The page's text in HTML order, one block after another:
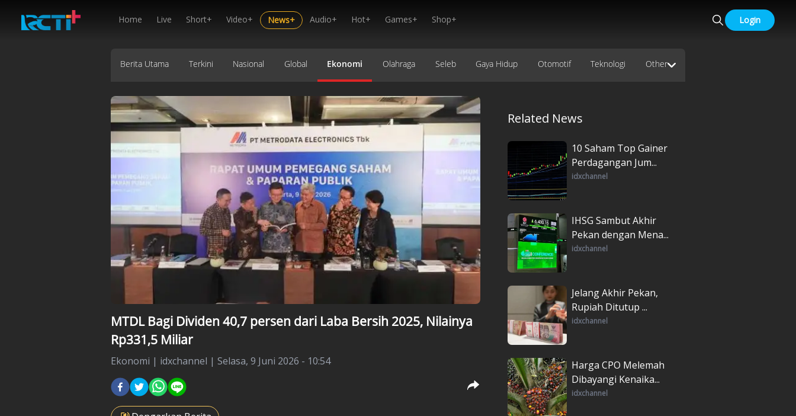
Home Live Short+ Video+ News+ Audio+ Hot+ Games+ Shop+ Login
Berita Utama Terkini Nasional Global Ekonomi Olahraga Seleb Gaya Hidup Otomotif Teknologi Other
MTDL Bagi Dividen 40,7 persen dari Laba Bersih 2025, Nilainya
Rp331,5 Miliar
Ekonomi | idxchannel | Selasa, 9 Juni 2026 - 10:54
Related News
10 Saham Top Gainer
Perdagangan Jum...
idxchannel
IHSG Sambut Akhir
Pekan dengan Mena...
idxchannel
Jelang Akhir Pekan,
Rupiah Ditutup ...
idxchannel
Harga CPO Melemah
Dibayangi Kenaika...
idxchannel